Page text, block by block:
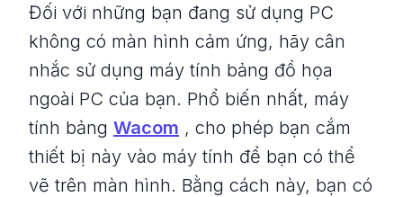
Đối với những bạn đang sử dụng PC
không có màn hình cảm ứng, hãy cân
nhắc sử dụng máy tính bảng đồ họa
ngoài PC của bạn. Phổ biến nhất, máy
tính bảng Wacom , cho phép bạn cắm
thiết bị này vào máy tính để bạn có thể
vẽ trên màn hình. Bằng cách này, bạn có